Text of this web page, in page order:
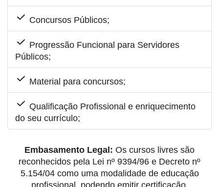
Concursos Públicos;
Progressão Funcional para Servidores
Públicos;
Material para concursos;
Qualificação Profissional e enriquecimento
do seu currículo;
Embasamento Legal: Os cursos livres são
reconhecidos pela Lei nº 9394/96 e Decreto nº
5.154/04 como uma modalidade de educação
profissional, podendo emitir certificação.